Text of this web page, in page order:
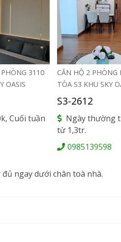
3110
OASIS
Cuối tuần
CĂN HỘ 2 PHÒNG
TÒA S3 KHU SKY
S3-2612
Ngày thường
từ 1,3tr.
0985139598
ngay dưới chân toà nhà.